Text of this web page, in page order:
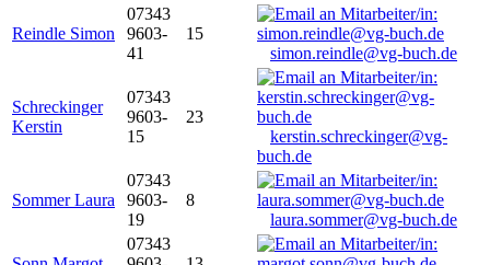
Reindle Simon
07343
9603-
41
15
simon.reindle@vg-buch.de
Schreckinger
Kerstin
07343
9603-
15
23
kerstin.schreckinger@vg-
buch.de
Sommer Laura
07343
9603-
19
8
laura.sommer@vg-buch.de
07343